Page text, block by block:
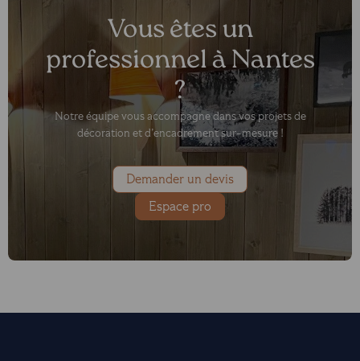
Vous êtes un
professionnel à Nantes
?
Notre équipe vous accompagne dans vos projets de
décoration et d’encadrement sur-mesure !
Demander un devis
Espace pro